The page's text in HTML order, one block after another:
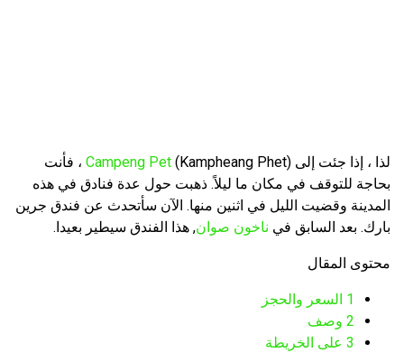
لذا ، إذا جئت إلى Campeng Pet (Kampheang Phet) ، فأنت
بحاجة للتوقف في مكان ما ليلاً. ذهبت حول عدة فنادق في هذه
المدينة وقضيت الليل في اثنين منها. الآن سأتحدث عن فندق جرين
بارك. بعد السابق في ناخون صوان, هذا الفندق سيطير بعيدا.
محتوى المقال
1 السعر والحجز
2 وصف
3 على الخريطة